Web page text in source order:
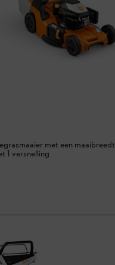
met een
1 versnelling